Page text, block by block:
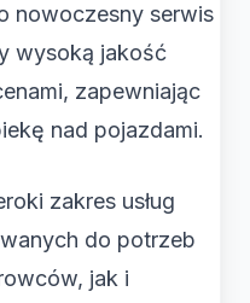
nowoczesny serwis
wysoką jakość
zapewniając
nad pojazdami.
zakres usług
do potrzeb
jak i